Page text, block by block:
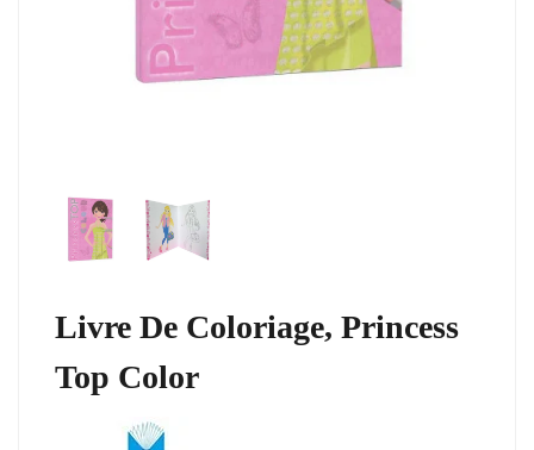
Livre De Coloriage, Princess
Top Color